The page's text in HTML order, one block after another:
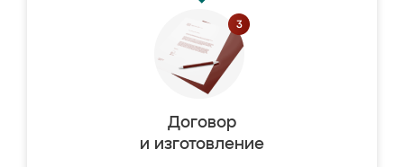
Договор
и изготовление